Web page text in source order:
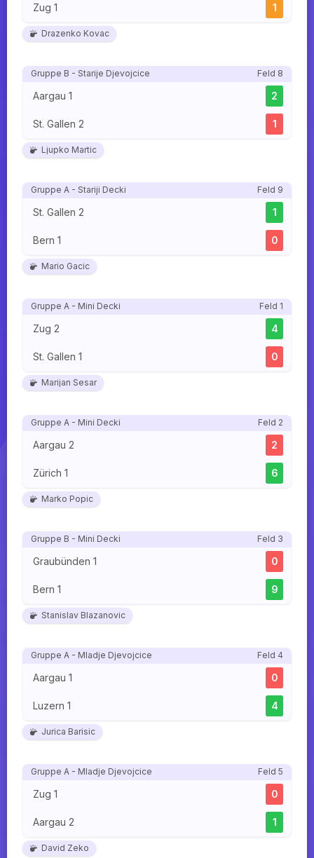
Zug 1 1
Drazenko Kovac
Gruppe B - Starije Djevojcice Feld 8
Aargau 1 2
St. Gallen 2 1
Ljupko Martic
Gruppe A - Stariji Decki Feld 9
St. Gallen 2 1
Bern 1 0
Mario Gacic
Gruppe A - Mini Decki Feld 1
Zug 2 4
St. Gallen 1 0
Marijan Sesar
Gruppe A - Mini Decki Feld 2
Aargau 2 2
Zürich 1 6
Marko Popic
Gruppe B - Mini Decki Feld 3
Graubünden 1 0
Bern 1 9
Stanislav Blazanovic
Gruppe A - Mladje Djevojcice Feld 4
Aargau 1 0
Luzern 1 4
Jurica Barisic
Gruppe A - Mladje Djevojcice Feld 5
Zug 1 0
Aargau 2 1
David Zeko